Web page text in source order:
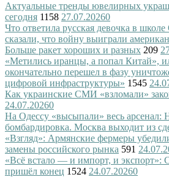
Актуальные тренды ювелирных
сегодня 1158 27.07.20260
Что ответила русская девочка в
сказали, что войну выиграли
Больше ракет хороших и разных 209
«Метились иранцы, а попал Китай»,
окончательно перешел в фазу
цифровой инфраструктуры» 1545
Как украинские СМИ «взломали»
24.07.20260
На Одессу «высыпали» весь арсенал:
бомбардировка. Москва выходит из
«Взгляд»: Армянские фермеры
замены российского рынка 591
«Всё встало — и импорт, и экспорт»:
пришёл конец 1524 24.07.20260